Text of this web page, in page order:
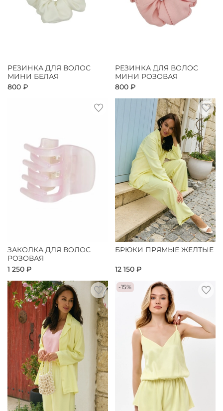
РЕЗИНКА ДЛЯ ВОЛОС
МИНИ БЕЛАЯ
800 ₽
РЕЗИНКА ДЛЯ ВОЛОС
МИНИ РОЗОВАЯ
800 ₽
ЗАКОЛКА ДЛЯ ВОЛОС
РОЗОВАЯ
1 250 ₽
БРЮКИ ПРЯМЫЕ ЖЕЛТЫЕ
12 150 ₽
-15%